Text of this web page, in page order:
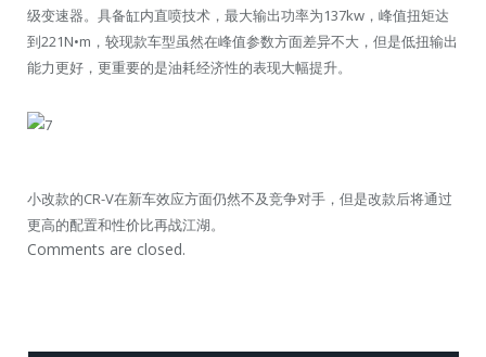
级变速器。具备缸内直喷技术，最大输出功率为137kw，峰值扭矩达
到221N•m，较现款车型虽然在峰值参数方面差异不大，但是低扭输出
能力更好，更重要的是油耗经济性的表现大幅提升。
小改款的CR-V在新车效应方面仍然不及竞争对手，但是改款后将通过
更高的配置和性价比再战江湖。
Comments are closed.